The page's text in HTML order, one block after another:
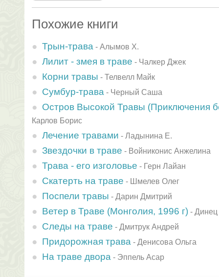
Похожие книги
Трын-трава - Алымов Х.
Лилит - змея в траве - Чалкер Джек
Корни травы - Телвелл Майк
Сумбур-трава - Черный Саша
Остров Высокой Травы (Приключения
Карлов Борис
Лечение травами - Ладынина Е.
Звездочки в траве - Войниконис Анжелина
Трава - его изголовье - Герн Лайан
Скатерть на траве - Шмелев Олег
Поспели травы - Дарин Дмитрий
Ветер в Траве (Монголия, 1996 г) -
Следы на траве - Дмитрук Андрей
Придорожная трава - Денисова Ольга
На траве двора - Эппель Асар